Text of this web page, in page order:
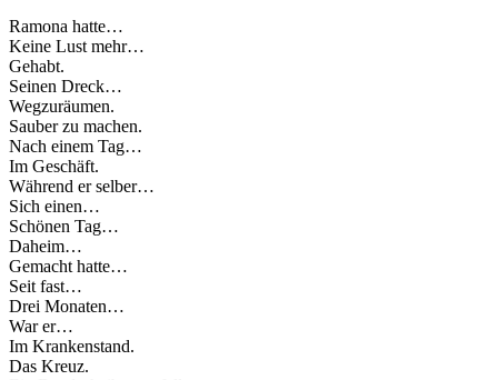
Ramona hatte…
Keine Lust mehr…
Gehabt.
Seinen Dreck…
Wegzuräumen.
Sauber zu machen.
Nach einem Tag…
Im Geschäft.
Während er selber…
Sich einen…
Schönen Tag…
Daheim…
Gemacht hatte…
Seit fast…
Drei Monaten…
War er…
Im Krankenstand.
Das Kreuz.